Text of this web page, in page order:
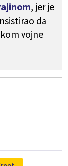
, jer je
da
vojne